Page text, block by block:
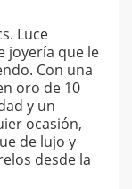
Luce
joyería que le
Con una
oro de 10
y un
ocasión,
de lujo y
desde la